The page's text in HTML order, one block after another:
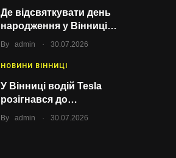
Де відсвяткувати день
народження у Вінниці…
By admin . 30.07.2026
НОВИНИ ВІННИЦІ
У Вінниці водій Tesla
розігнався до…
By admin . 30.07.2026